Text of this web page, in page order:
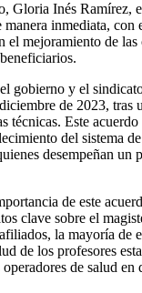
Gloria Inés Ramírez,
manera inmediata, con
el mejoramiento de
gobierno y el
de 2023, tras
técnicas. Este
del sistema
desempeñan un
de este
clave sobre el
la mayoría de
de los profesores
de salud en